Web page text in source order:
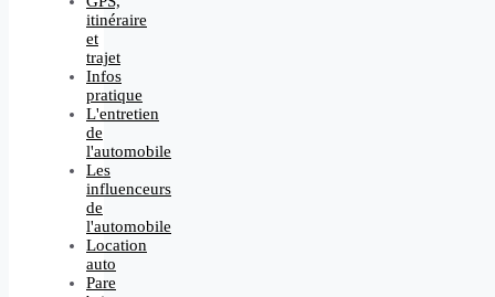
itinéraire
et
trajet
Infos
pratique
L'entretien
de
l'automobile
Les
influenceurs
de
l'automobile
Location
auto
Pare